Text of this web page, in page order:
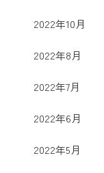
2022年10月
2022年8月
2022年7月
2022年6月
2022年5月